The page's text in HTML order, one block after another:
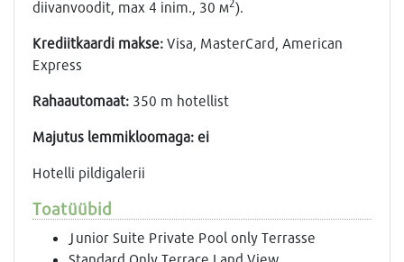
diivanvoodit, max 4 inim., 30 м ).
Krediitkaardi makse: Visa, MasterCard, American
Express
Rahaautomaat: 350 m hotellist
Majutus lemmikloomaga: ei
Hotelli pildigalerii
Toatüübid
Junior Suite Private Pool only Terrasse
Standard Only Terrace Land View